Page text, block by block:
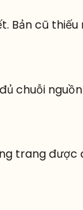
Bản cũ
chuỗi
trang được